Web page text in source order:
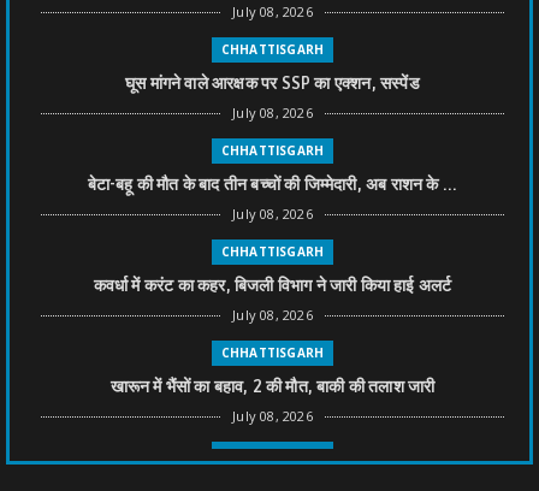
July 08, 2026
CHHATTISGARH
घूस मांगने वाले आरक्षक पर SSP का एक्शन, सस्पेंड
July 08, 2026
CHHATTISGARH
बेटा-बहू की मौत के बाद तीन बच्चों की जिम्मेदारी, अब राशन के ...
July 08, 2026
CHHATTISGARH
कवर्धा में करंट का कहर, बिजली विभाग ने जारी किया हाई अलर्ट
July 08, 2026
CHHATTISGARH
खारून में भैंसों का बहाव, 2 की मौत, बाकी की तलाश जारी
July 08, 2026
CHHATTISGARH